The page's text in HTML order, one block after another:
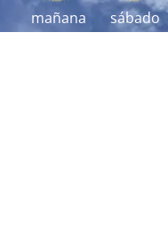
mañana sábado